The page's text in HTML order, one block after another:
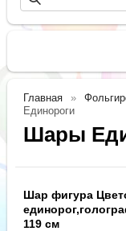
Главная
Единороги
Шары
Шар фигура
119 см